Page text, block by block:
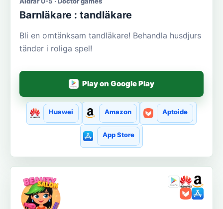
Barnläkare : tandläkare
Bli en omtänksam tandläkare! Behandla husdjurs
tänder i roliga spel!
Play on Google Play
Huawei Amazon Aptoide
App Store